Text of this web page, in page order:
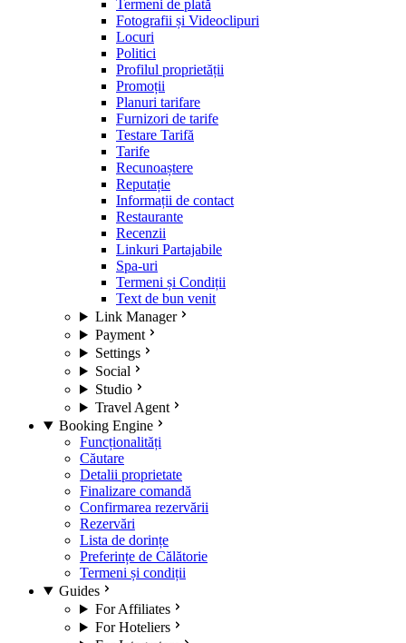
Termeni de plată
Fotografii și Videoclipuri
Locuri
Politici
Profilul proprietății
Promoții
Planuri tarifare
Furnizori de tarife
Testare Tarifă
Tarife
Recunoaștere
Reputație
Informații de contact
Restaurante
Recenzii
Linkuri Partajabile
Spa-uri
Termeni și Condiții
Text de bun venit
Link Manager
Payment
Settings
Social
Studio
Travel Agent
Booking Engine
Funcționalități
Căutare
Detalii proprietate
Finalizare comandă
Confirmarea rezervării
Rezervări
Lista de dorințe
Preferințe de Călătorie
Termeni și condiții
Guides
For Affiliates
For Hoteliers